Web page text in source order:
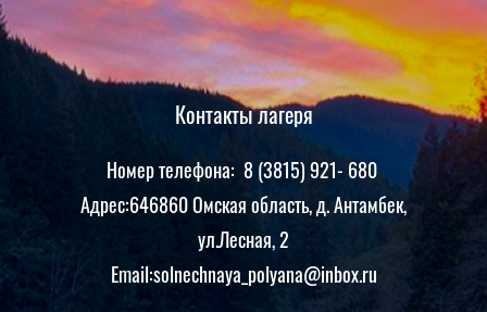
Контакты лагеря
Номер телефона: 8 (3815) 921- 680
Адрес:646860 Омская область, д. Антамбек,
ул.Лесная, 2
Email:solnechnaya_polyana@inbox.ru